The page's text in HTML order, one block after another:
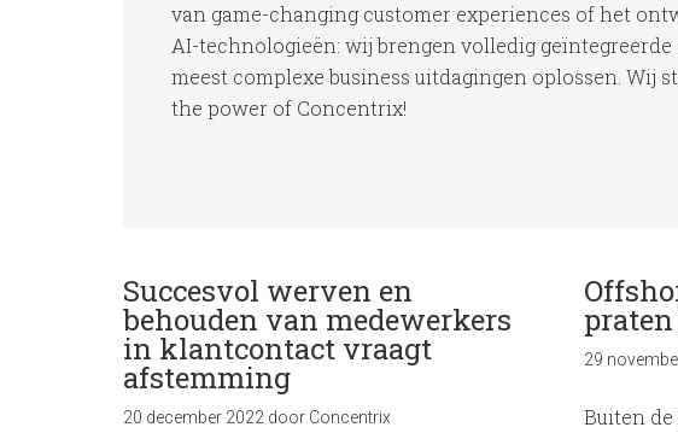
van game-changing customer experiences of het
AI-technologieën: wij brengen volledig geïntegreerde
meest complexe business uitdagingen oplossen. Wij
the power of Concentrix!
Succesvol werven en
behouden van medewerkers
in klantcontact vraagt
afstemming
20 december 2022 door Concentrix
29
Buiten de